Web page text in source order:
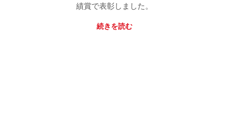
績賞で表彰しました。
続きを読む